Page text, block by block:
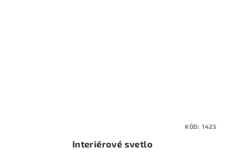
Interiérové svetlo
KÓD: 1425